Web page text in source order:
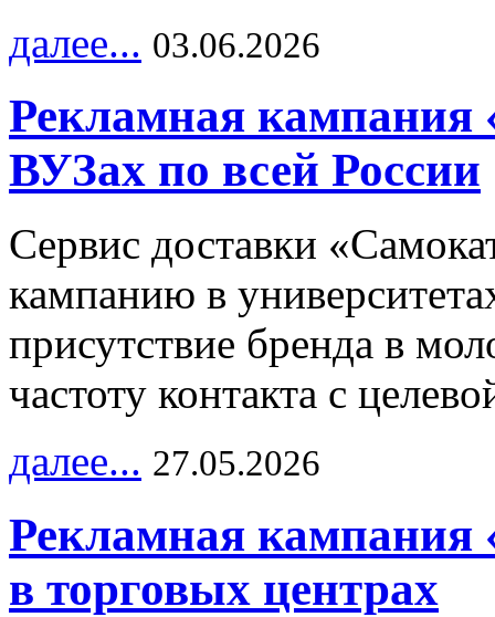
далее... 03.06.2026
Рекламная кампания
ВУЗах по всей России
Сервис доставки
кампанию в
присутствие бренда в
частоту контакта с
далее... 27.05.2026
Рекламная кампания
в торговых центрах